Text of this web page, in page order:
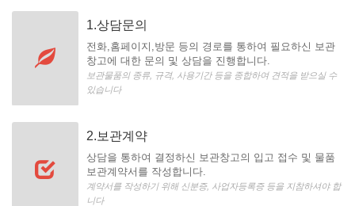
1.상담문의
전화,홈페이지,방문 등의 경로를 통하여 필요하신 보관
창고에 대한 문의 및 상담을 진행합니다.
보관물품의 종류, 규격, 사용기간 등을 종합하여 견적을 받으실 수
있습니다
2.보관계약
상담을 통하여 결정하신 보관창고의 입고 접수 및 물품
보관계약서를 작성합니다.
계약서를 작성하기 위해 신분증, 사업자등록증 등을 지참하셔야 합
니다